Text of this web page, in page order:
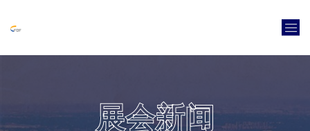
展会新闻